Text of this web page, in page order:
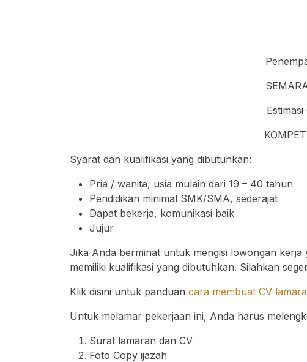
Estimasi
Syarat dan kualifikasi yang dibutuhkan:
Pria / wanita, usia mulain dari 19 – 40 tahun
Pendidikan minimal SMK/SMA, sederajat
Dapat bekerja, komunikasi baik
Jujur
Jika Anda berminat untuk mengisi lowongan kerja
memiliki kualifikasi yang dibutuhkan. Silahkan
Klik disini untuk panduan cara membuat CV
Untuk melamar pekerjaan ini, Anda harus
Surat lamaran dan CV
Foto Copy ijazah